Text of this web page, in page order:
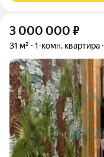
3 000 000 ₽
31 м² 1-комн. квартира